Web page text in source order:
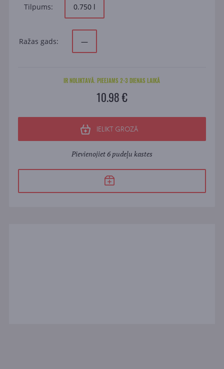
Tilpums: 0.750 l
Ražas gads: —
IR NOLIKTAVĀ. PIEEJAMS 2-3 DIENAS LAIKĀ
10.98 €
IELIKT GROZĀ
Pievienojiet 6 pudeļu kastes